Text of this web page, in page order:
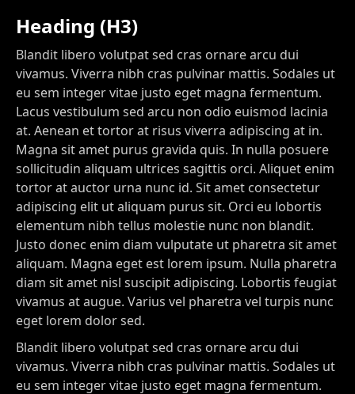
Heading (H3)
Blandit libero volutpat sed cras ornare arcu dui
vivamus. Viverra nibh cras pulvinar mattis. Sodales ut
eu sem integer vitae justo eget magna fermentum.
Lacus vestibulum sed arcu non odio euismod lacinia
at. Aenean et tortor at risus viverra adipiscing at in.
Magna sit amet purus gravida quis. In nulla posuere
sollicitudin aliquam ultrices sagittis orci. Aliquet enim
tortor at auctor urna nunc id. Sit amet consectetur
adipiscing elit ut aliquam purus sit. Orci eu lobortis
elementum nibh tellus molestie nunc non blandit.
Justo donec enim diam vulputate ut pharetra sit amet
aliquam. Magna eget est lorem ipsum. Nulla pharetra
diam sit amet nisl suscipit adipiscing. Lobortis feugiat
vivamus at augue. Varius vel pharetra vel turpis nunc
eget lorem dolor sed.
Blandit libero volutpat sed cras ornare arcu dui
vivamus. Viverra nibh cras pulvinar mattis. Sodales ut
eu sem integer vitae justo eget magna fermentum.